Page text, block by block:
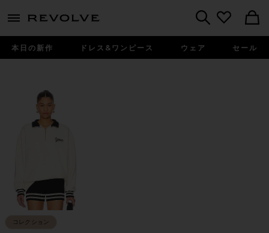
menu - shows more content
本日の新作 ドレス&ワンピース ウェア セール
コレクション